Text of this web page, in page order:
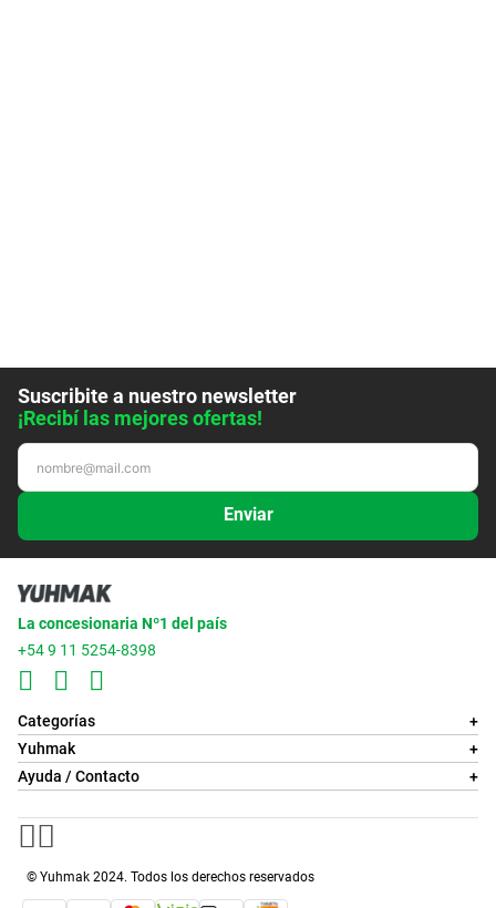
Suscribite a nuestro newsletter
¡Recibí las mejores ofertas!
Enviar
La concesionaria Nº1 del país
+54 9 11 5254-8398
Categorías
+
Yuhmak
+
Ayuda / Contacto
+
© Yuhmak 2024. Todos los derechos reservados